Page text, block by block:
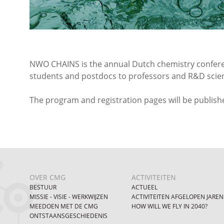
NWO CHAINS is the annual Dutch chemistry
students and postdocs to professors and R&D
The program and registration pages will be
OVER CMG
BESTUUR
MISSIE - VISIE - WERKWIJZEN
MEEDOEN MET DE CMG
ONTSTAANSGESCHIEDENIS
ACTIVITEITEN
ACTUEEL
ACTIVITEITEN AFGELOPEN JAREN
HOW WILL WE FLY IN 2040?